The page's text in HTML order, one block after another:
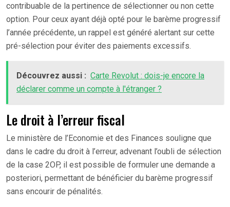
contribuable de la pertinence de sélectionner ou non cette
option. Pour ceux ayant déjà opté pour le barème progressif
l’année précédente, un rappel est généré alertant sur cette
pré-sélection pour éviter des paiements excessifs.
Découvrez aussi : Carte Revolut : dois-je encore la
déclarer comme un compte à l'étranger ?
Le droit à l’erreur fiscal
Le ministère de l’Economie et des Finances souligne que
dans le cadre du droit à l’erreur, advenant l’oubli de sélection
de la case 2OP, il est possible de formuler une demande a
posteriori, permettant de bénéficier du barème progressif
sans encourir de pénalités.